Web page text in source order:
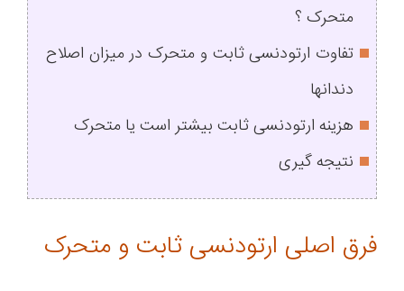
متحرک ؟
تفاوت ارتودنسی ثابت و متحرک در میزان اصلاح
دندانها
هزینه ارتودنسی ثابت بیشتر است یا متحرک
نتیجه گیری
فرق اصلی ارتودنسی ثابت و متحرک